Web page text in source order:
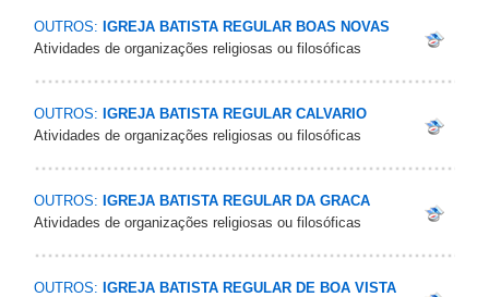
OUTROS: IGREJA BATISTA REGULAR BOAS NOVAS
Atividades de organizações religiosas ou filosóficas
OUTROS: IGREJA BATISTA REGULAR CALVARIO
Atividades de organizações religiosas ou filosóficas
OUTROS: IGREJA BATISTA REGULAR DA GRACA
Atividades de organizações religiosas ou filosóficas
OUTROS: IGREJA BATISTA REGULAR DE BOA VISTA